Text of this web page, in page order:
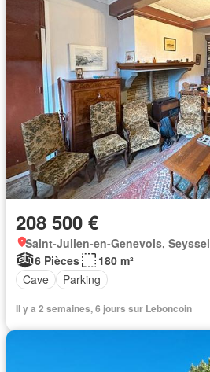
208 500 €
Saint-Julien-en-Genevois, Seyssel
6 Pièces
180 m²
Cave
Parking
Il y a 2 semaines, 6 jours sur Leboncoin